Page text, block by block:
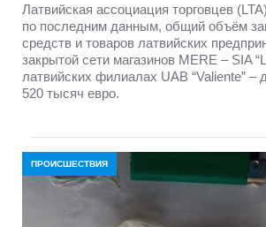
Латвийская ассоциация торговцев
по последним данным, общий объём
средств и товаров латвийских
закрытой сети магазинов MERE – SIA
латвийских филиалах UAB “Valiente” –
520 тысяч евро.
ПРОИСШЕСТВИЯ